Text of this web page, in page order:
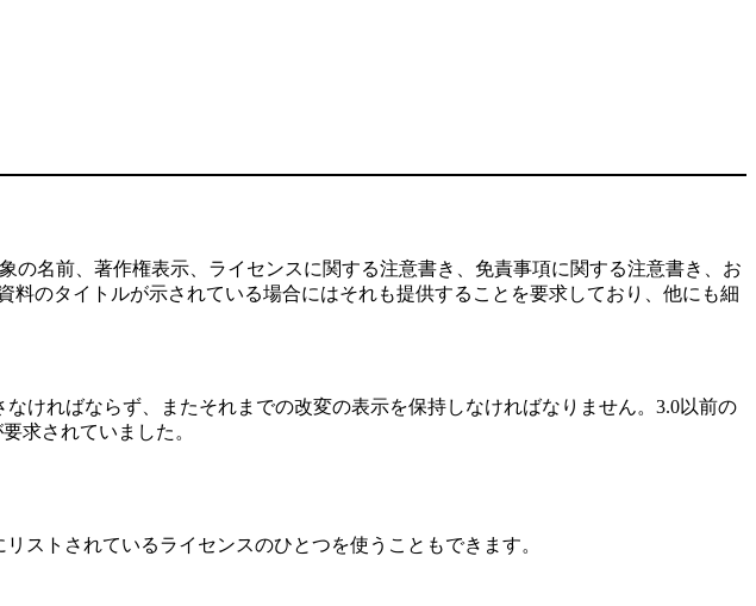
名前、著作権表示、ライセンスに関する注意書き、免責事項に関する注意書き、お
のタイトルが示されている場合にはそれも提供することを要求しており、他にも細
ければならず、またそれまでの改変の表示を保持しなければなりません。3.0以前の
求されていました。
リストされているライセンスのひとつを使うこともできます。